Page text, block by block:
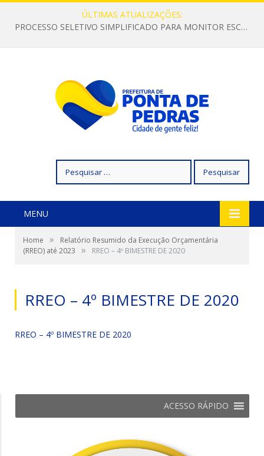
ÚLTIMAS ATUALIZAÇÕES:
PROCESSO SELETIVO SIMPLIFICADO PARA MONITOR ESCOLAR
por:
MENU
Home »
Relatório Resumido da Execução Orçamentária
(RREO) até 2023
» RREO – 4º BIMESTRE DE 2020
RREO – 4º BIMESTRE DE 2020
RREO – 4º BIMESTRE DE 2020
ACESSO RÁPIDO